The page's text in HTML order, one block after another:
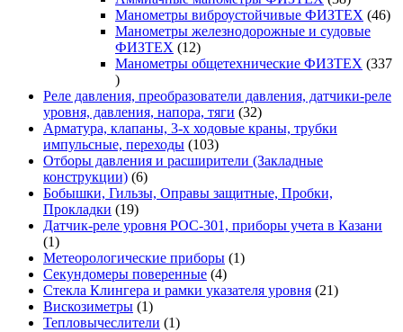
товаров
Манометры виброустойчивые ФИЗТЕХ 4646
Манометры железнодорожные и судовые
ФИЗТЕХ
1212
товаров
Манометры общетехнические ФИЗТЕХ 337
337
товаров
Реле давления, преобразователи давления, датчики-реле
уровня, давления, напора, тяги 3232
товара
Арматура, клапаны, 3-х ходовые краны, трубки
импульсные, переходы 103103
товара
Отборы давления и расширители (Закладные
конструкции) 66
товаров
Бобышки, Гильзы, Оправы защитные, Пробки,
Прокладки
1919
товаров
Датчик-реле уровня РОС-301, приборы учета в Казани
11
товар
Метеорологические приборы 11
Секундомеры поверенные 44
товара
Стекла Клингера и рамки указателя уровня 2121
Вискозиметры 11
товар
Тепловычеслители 11